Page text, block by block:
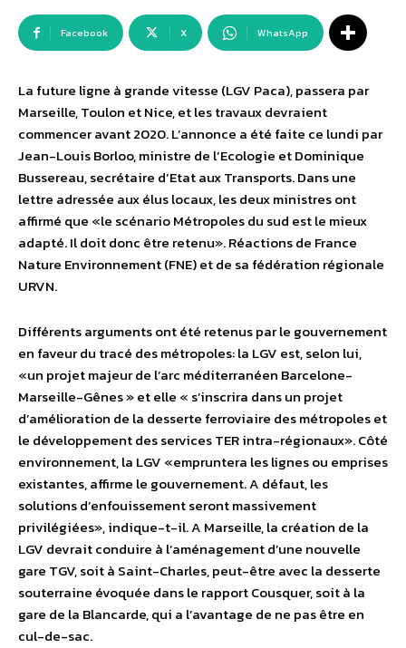
Facebook X WhatsApp
La future ligne à grande vitesse (LGV Paca), passera par
Marseille, Toulon et Nice, et les travaux devraient
commencer avant 2020. L’annonce a été faite ce lundi par
Jean-Louis Borloo, ministre de l’Ecologie et Dominique
Bussereau, secrétaire d’Etat aux Transports. Dans une
lettre adressée aux élus locaux, les deux ministres ont
affirmé que «le scénario Métropoles du sud est le mieux
adapté. Il doit donc être retenu». Réactions de France
Nature Environnement (FNE) et de sa fédération régionale
URVN.
Différents arguments ont été retenus par le gouvernement
en faveur du tracé des métropoles: la LGV est, selon lui,
«un projet majeur de l’arc méditerranéen Barcelone-
Marseille-Gênes » et elle « s’inscrira dans un projet
d’amélioration de la desserte ferroviaire des métropoles et
le développement des services TER intra-régionaux». Côté
environnement, la LGV «empruntera les lignes ou emprises
existantes, affirme le gouvernement. A défaut, les
solutions d’enfouissement seront massivement
privilégiées», indique-t-il. A Marseille, la création de la
LGV devrait conduire à l’aménagement d’une nouvelle
gare TGV, soit à Saint-Charles, peut-être avec la desserte
souterraine évoquée dans le rapport Cousquer, soit à la
gare de la Blancarde, qui a l’avantage de ne pas être en
cul-de-sac.